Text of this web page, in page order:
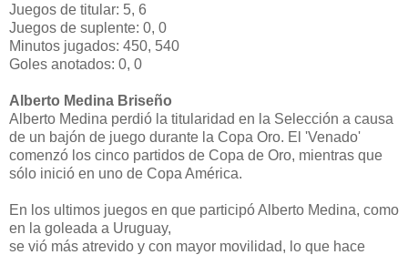
Juegos de titular: 5, 6
Juegos de suplente: 0, 0
Minutos jugados: 450, 540
Goles anotados: 0, 0
Alberto Medina Briseño
Alberto Medina perdió la titularidad en la Selección a causa
de un bajón de juego durante la Copa Oro. El 'Venado'
comenzó los cinco partidos de Copa de Oro, mientras que
sólo inició en uno de Copa América.
En los ultimos juegos en que participó Alberto Medina, como
en la goleada a Uruguay,
se vió más atrevido y con mayor movilidad, lo que hace